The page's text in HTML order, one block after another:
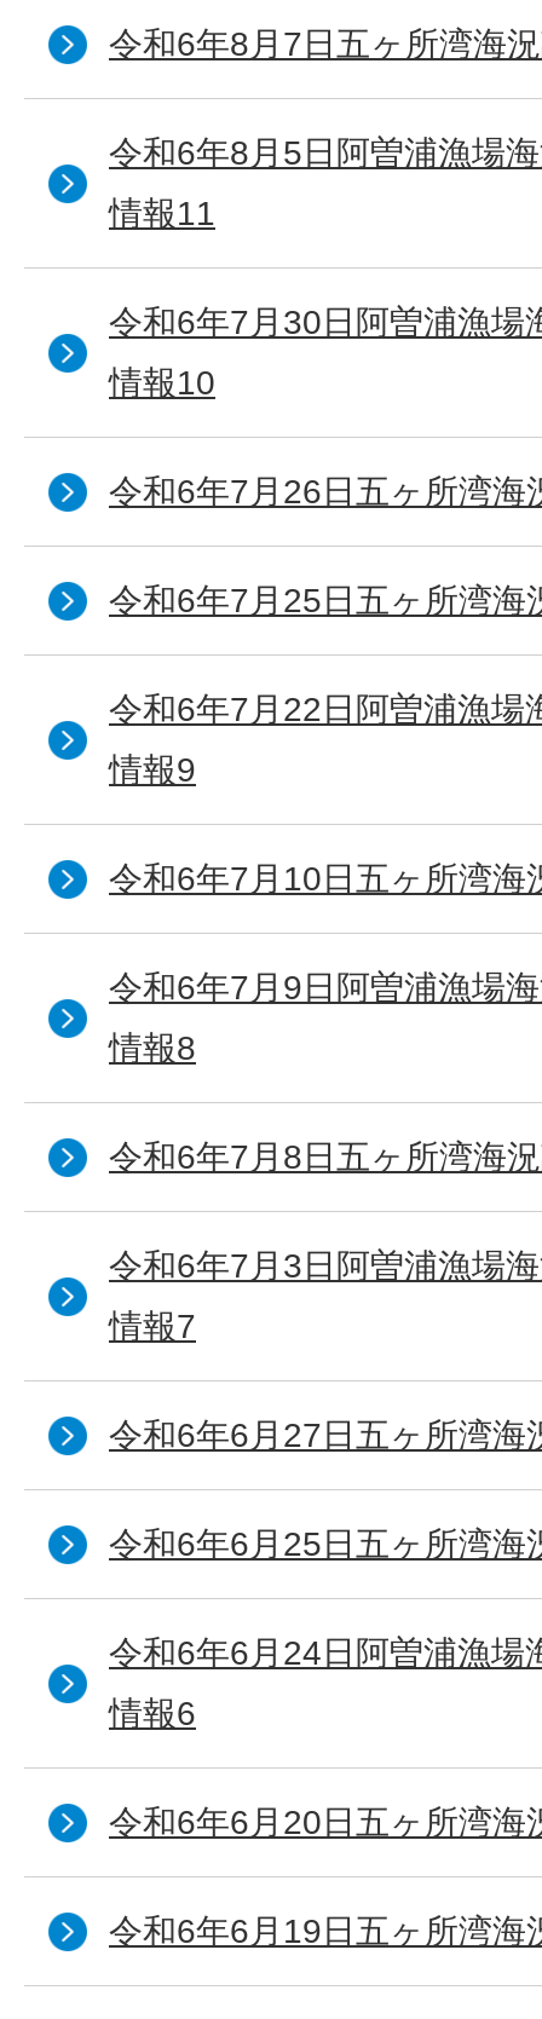
令和6年8月7日五ヶ所湾海
令和6年8月5日阿曽浦漁場
情報11
令和6年7月30日阿曽浦漁場
情報10
令和6年7月26日五ヶ所湾海
令和6年7月25日五ヶ所湾海
令和6年7月22日阿曽浦漁場
情報9
令和6年7月10日五ヶ所湾海
令和6年7月9日阿曽浦漁場
情報8
令和6年7月8日五ヶ所湾海
令和6年7月3日阿曽浦漁場
情報7
令和6年6月27日五ヶ所湾海
令和6年6月25日五ヶ所湾海
令和6年6月24日阿曽浦漁場
情報6
令和6年6月20日五ヶ所湾海
令和6年6月19日五ヶ所湾海